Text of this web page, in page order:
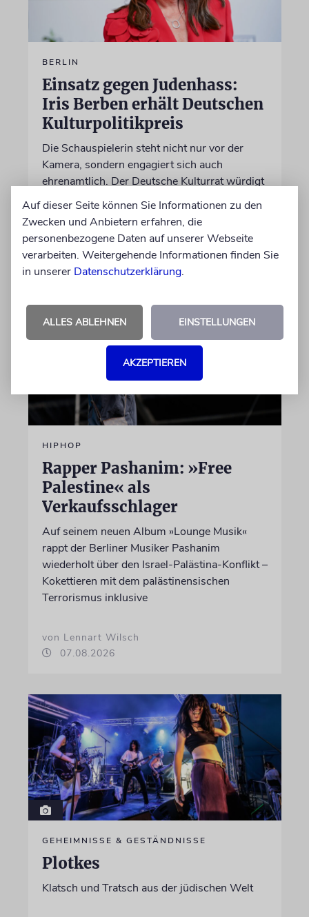
BERLIN
Einsatz gegen Judenhass:
Iris Berben erhält Deutschen
Kulturpolitikpreis
Die Schauspielerin steht nicht nur vor der
Kamera, sondern engagiert sich auch
ehrenamtlich. Der Deutsche Kulturrat würdigt
diese Leistung mit einem Preis. Igor Levit ist
Laudator
07.08.2026
HIPHOP
Rapper Pashanim: »Free
Palestine« als
Verkaufsschlager
Auf seinem neuen Album »Lounge Musik«
rappt der Berliner Musiker Pashanim
wiederholt über den Israel-Palästina-Konflikt –
Kokettieren mit dem palästinensischen
Terrorismus inklusive
von Lennart Wilsch
07.08.2026
GEHEIMNISSE & GESTÄNDNISSE
Plotkes
Klatsch und Tratsch aus der jüdischen Welt
Auf dieser Seite können Sie Informationen zu den
Zwecken und Anbietern erfahren, die
personenbezogene Daten auf unserer Webseite
verarbeiten. Weitergehende Informationen finden Sie
in unserer Datenschutzerklärung.
ALLES ABLEHNEN EINSTELLUNGEN
AKZEPTIEREN